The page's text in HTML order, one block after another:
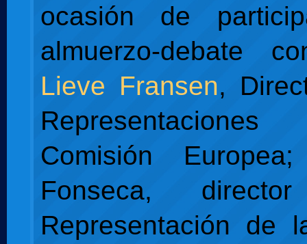
ocasión de
almuerzo-debate
Lieve Fransen,
Comisión
Fonseca,
Representación de